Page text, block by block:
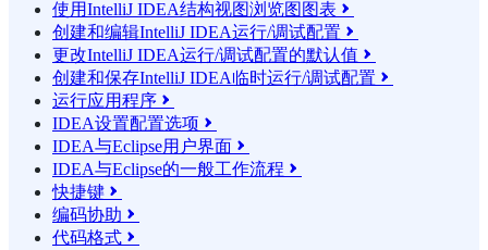
使用IntelliJ IDEA结构视图浏览图图表 
创建和编辑IntelliJ IDEA运行/调试配置 
更改IntelliJ IDEA运行/调试配置的默认值 
创建和保存IntelliJ IDEA临时运行/调试配置 
运行应用程序 
IDEA设置配置选项 
IDEA与Eclipse用户界面 
IDEA与Eclipse的一般工作流程 
快捷键 
编码协助 
代码格式 